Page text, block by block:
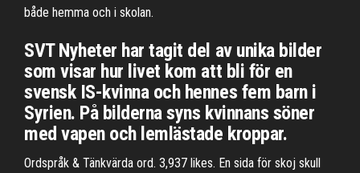
både hemma och i skolan.
SVT Nyheter har tagit del av unika bilder
som visar hur livet kom att bli för en
svensk IS-kvinna och hennes fem barn i
Syrien. På bilderna syns kvinnans söner
med vapen och lemlästade kroppar.
Ordspråk & Tänkvärda ord. 3,937 likes. En sida för skoj skull